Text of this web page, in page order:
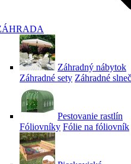
Záhradný nábytok
Záhradné sety Záhradné
Pestovanie rastlín
Fóliovníky Fólie na fóliovník